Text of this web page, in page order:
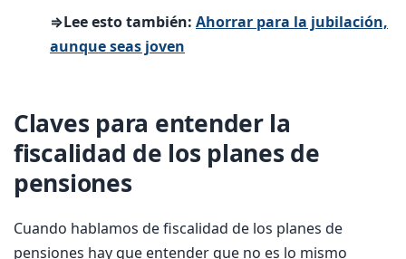
⇒Lee esto también: Ahorrar para la jubilación,
aunque seas joven
Claves para entender la
fiscalidad de los planes de
pensiones
Cuando hablamos de fiscalidad de los planes de
pensiones hay que entender que no es lo mismo